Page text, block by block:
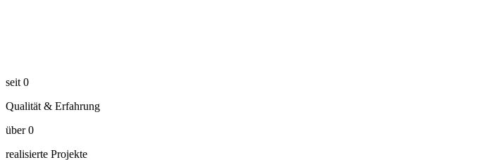
seit 0
Qualität & Erfahrung
über 0
realisierte Projekte